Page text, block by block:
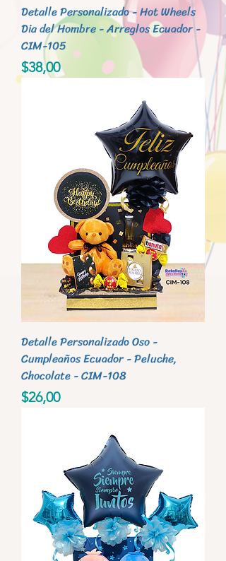
Detalle Personalizado - Hot Wheels
Dia del Hombre - Arreglos Ecuador -
CIM-105
Precio
$38,00
Detalle Personalizado Oso -
Cumpleaños Ecuador - Peluche,
Chocolate - CIM-108
Precio
$26,00